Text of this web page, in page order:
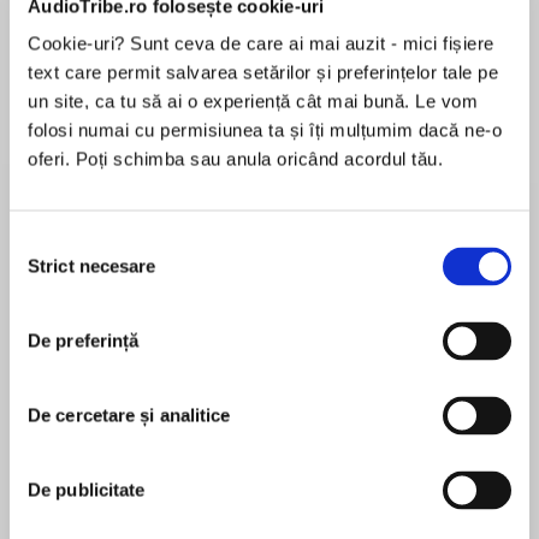
AudioTribe.ro folosește cookie-uri
Cookie-uri? Sunt ceva de care ai mai auzit - mici fișiere
text care permit salvarea setărilor și preferințelor tale pe
un site, ca tu să ai o experiență cât mai bună. Le vom
folosi numai cu permisiunea ta și îți mulțumim dacă ne-o
oferi. Poți schimba sau anula oricând acordul tău.
consimțământului
Strict necesare
De preferință
De cercetare și analitice
De publicitate
Desprecarte
The first in a gripping new crime thriller series
set in Yorkshire, for fans of Ian Rankin and
‘The twisted big brother to Happy Valley’
On a Thursday night in February, DS Joe
Wortley, West Leeds. He’s following up on the
It’s the start of a case that could make or break
pentru această carte
John Barlow was born in West Yorkshire. He